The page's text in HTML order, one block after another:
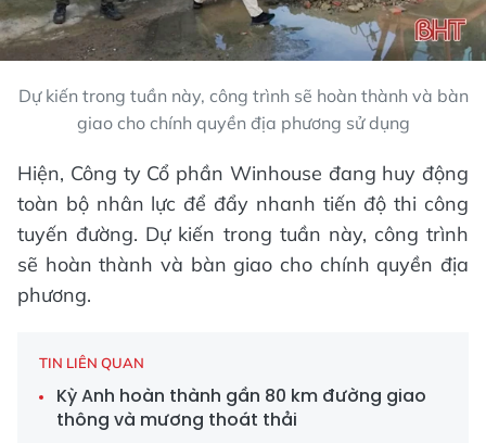
Dự kiến trong tuần này, công trình sẽ hoàn thành và bàn
giao cho chính quyền địa phương sử dụng
Hiện, Công ty Cổ phần Winhouse đang huy động
toàn bộ nhân lực để đẩy nhanh tiến độ thi công
tuyến đường. Dự kiến trong tuần này, công trình
sẽ hoàn thành và bàn giao cho chính quyền địa
phương.
TIN LIÊN QUAN
Kỳ Anh hoàn thành gần 80 km đường giao
thông và mương thoát thải